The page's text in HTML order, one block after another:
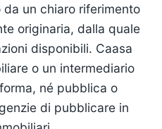
un chiaro riferimento
originaria, dalla quale
disponibili. Caasa
o un intermediario
né pubblica o
di pubblicare in